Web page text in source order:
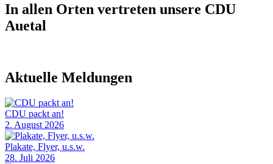
In allen Orten vertreten unsere CDU
Auetal
Aktuelle Meldungen
CDU packt an!
2. August 2026
Plakate, Flyer, u.s.w.
28. Juli 2026